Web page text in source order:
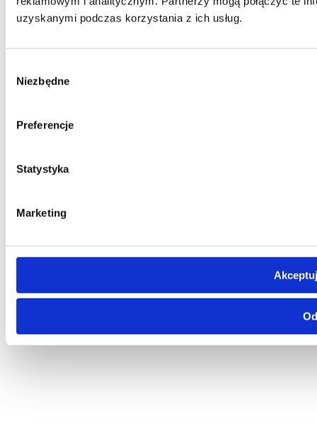
uzyskanymi podczas korzystania z ich usług.
zgody
Niezbędne
Preferencje
Statystyka
Marketing